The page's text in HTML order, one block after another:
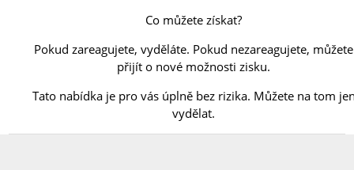
Co můžete získat?
Pokud zareagujete, vyděláte. Pokud nezareagujete, můžete
přijít o nové možnosti zisku.
Tato nabídka je pro vás úplně bez rizika. Můžete na tom
vydělat.